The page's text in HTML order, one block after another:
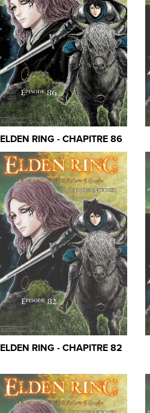
ELDEN RING - CHAPITRE 86
ELDEN RING - CHAPITRE 82